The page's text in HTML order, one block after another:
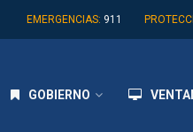
EMERGENCIAS: 911
GOBIERNO